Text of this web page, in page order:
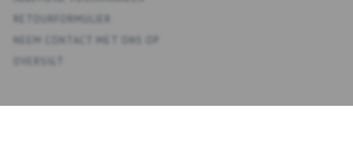
RETOURFORMULIER
NEEM CONTACT MET ONS OP